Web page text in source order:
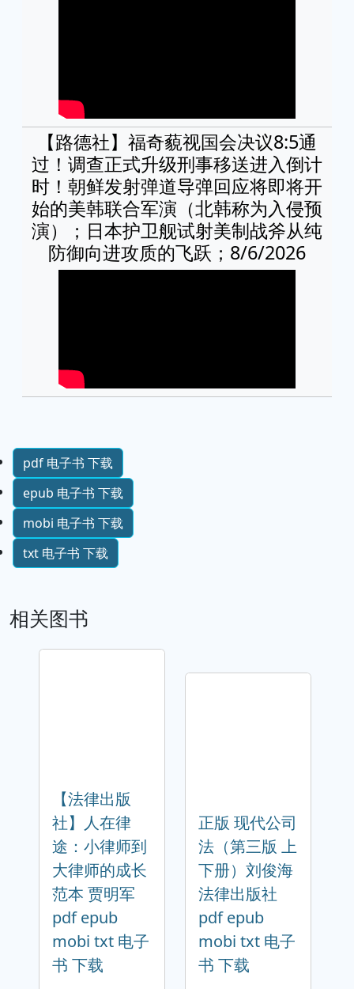
【路德社】福奇藐视国会决议8:5通
过！调查正式升级刑事移送进入倒计
时！朝鲜发射弹道导弹回应将即将开
始的美韩联合军演（北韩称为入侵预
演）；日本护卫舰试射美制战斧从纯
防御向进攻质的飞跃；8/6/2026
pdf 电子书 下载
epub 电子书 下载
mobi 电子书 下载
txt 电子书 下载
相关图书
【法律出版
社】人在律
途：小律师到
大律师的成长
范本 贾明军
pdf epub
mobi txt 电子
书 下载
正版 现代公司
法（第三版 上
下册）刘俊海
法律出版社
pdf epub
mobi txt 电子
书 下载